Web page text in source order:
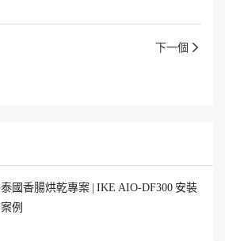
下一個
泰國香腸烘乾專案 | IKE AIO-DF300 安裝
案例